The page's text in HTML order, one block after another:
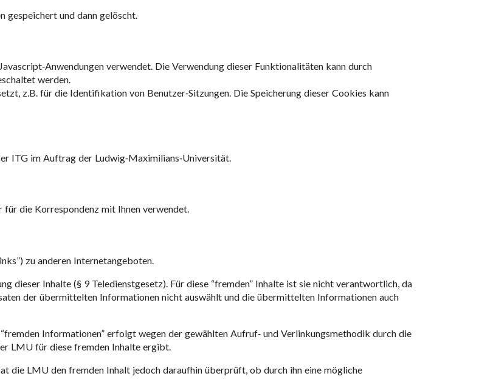
und dann gelöscht.
Anwendungen verwendet. Die Verwendung dieser Funktionalitäten kann durch
werden.
z.B. für die Identifikation von Benutzer-Sitzungen. Die Speicherung dieser Cookies kann
ITG im Auftrag der Ludwig-Maximilians-Universität.
für die Korrespondenz mit Ihnen verwendet.
zu anderen Internetangeboten.
dieser Inhalte (§ 9 Teledienstgesetz). Für diese “fremden” Inhalte ist sie nicht verantwortlich, da
der übermittelten Informationen nicht auswählt und die übermittelten Informationen auch
Informationen” erfolgt wegen der gewählten Aufruf- und Verlinkungsmethodik durch die
LMU für diese fremden Inhalte ergibt.
die LMU den fremden Inhalt jedoch daraufhin überprüft, ob durch ihn eine mögliche